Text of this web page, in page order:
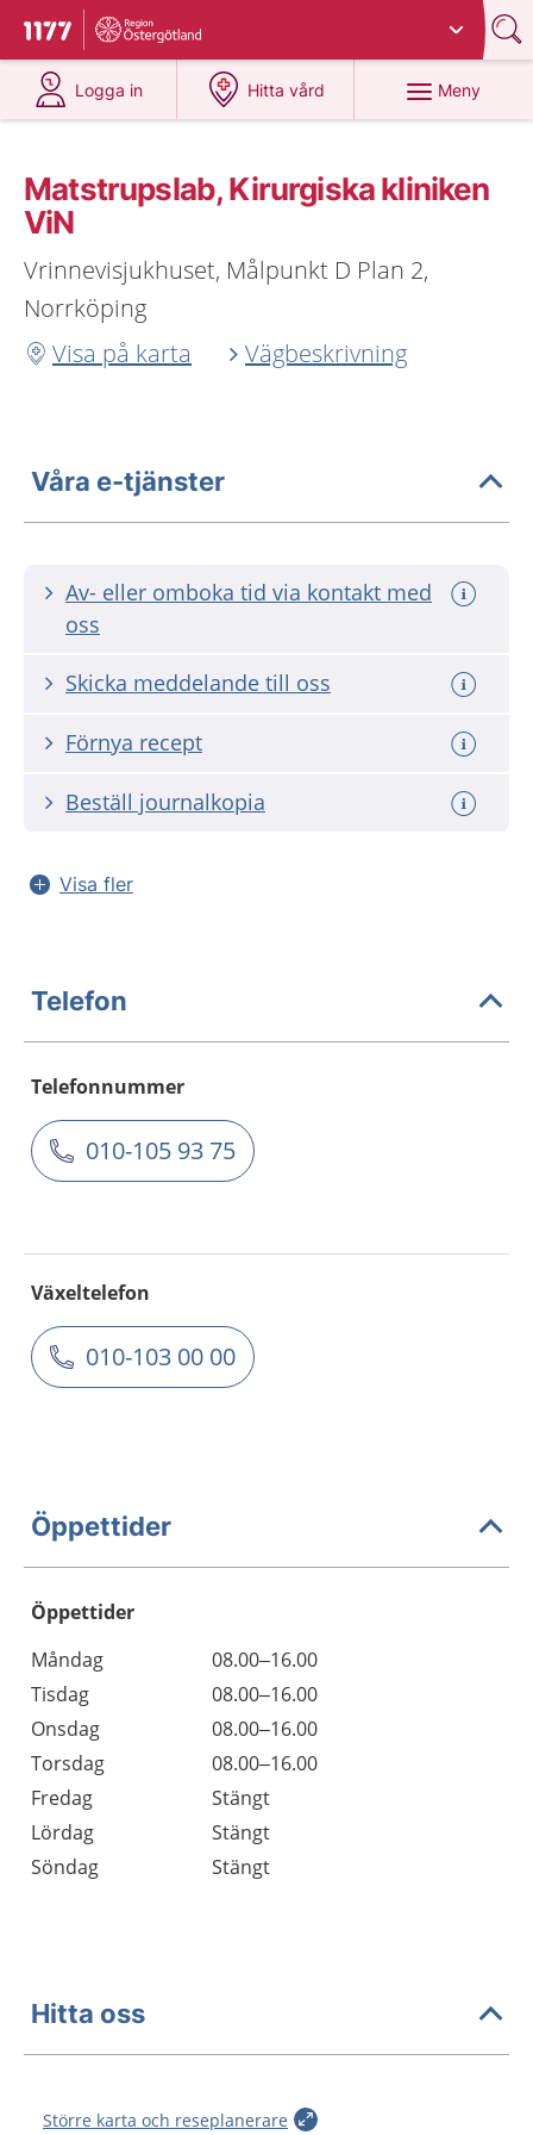
Till startsidan för 1177
Du har valt region
Logga in
på 1177.se
Hitta vård
på 1177.se
Meny
Matstrupslab, Kirurgiska kliniken
ViN
Vrinnevisjukhuset, Målpunkt D Plan 2,
Norrköping
Visa på karta
Vägbeskrivning
Våra e-tjänster
Av- eller omboka tid via kontakt med
oss
Skicka meddelande till oss
Förnya recept
Beställ journalkopia
Visa fler
Telefon
Telefonnummer
010-105 93 75
Växeltelefon
010-103 00 00
Öppettider
Öppettider
Dag
Öppettider
Kommentarer
Måndag
08.00–16.00
Tisdag
08.00–16.00
Onsdag
08.00–16.00
Torsdag
08.00–16.00
Fredag
Stängt
Lördag
Stängt
Söndag
Stängt
Hitta oss
Större karta och reseplanerare